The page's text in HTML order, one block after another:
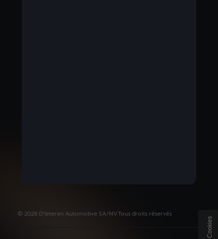
© 2026 D'Ieteren Automotive SA/NV.Tous droits réservés
Cookies